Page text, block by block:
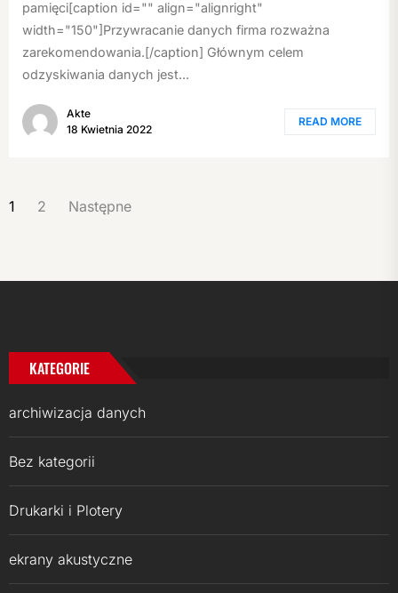
pamięci[caption id="" align="alignright"
width="150"]Przywracanie danych firma rozważna
zarekomendowania.[/caption] Głównym celem
odzyskiwania danych jest...
Akte
18 Kwietnia 2022
READ MORE
STRONICOWANIE
1 2 Następne
KATEGORIE
archiwizacja danych
Bez kategorii
Drukarki i Plotery
ekrany akustyczne